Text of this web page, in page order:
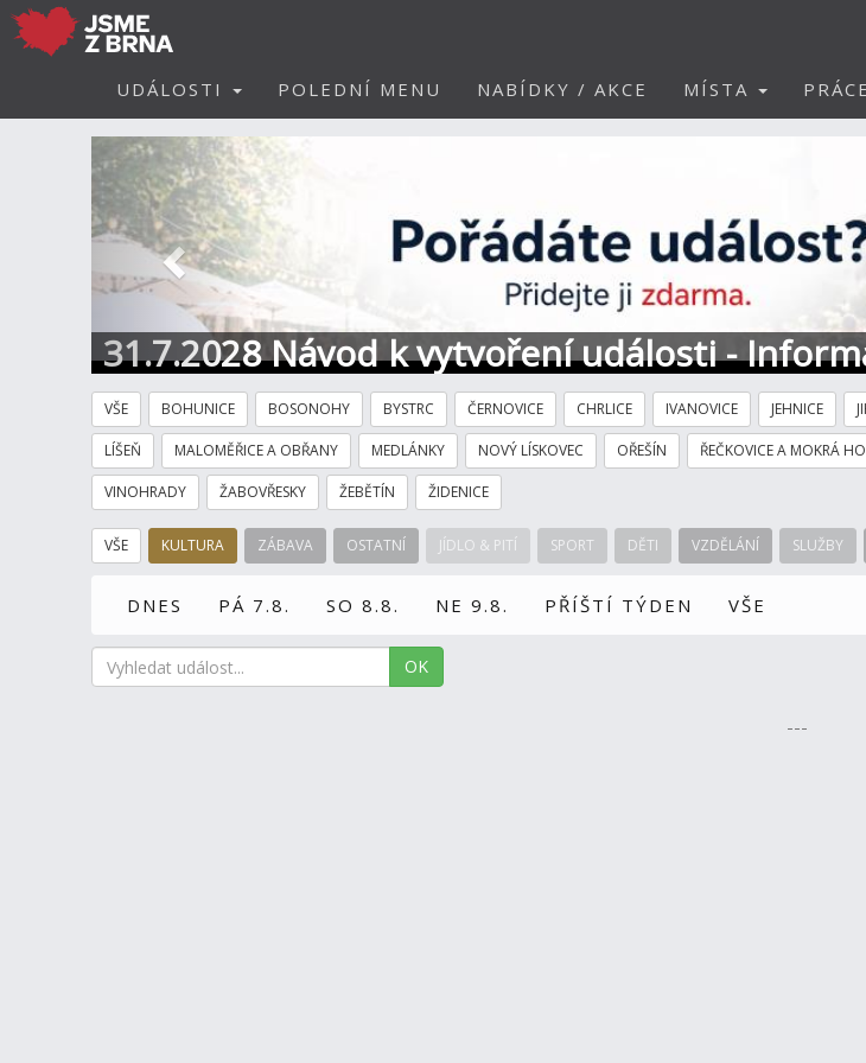
UDÁLOSTI POLEDNÍ MENU NABÍDKY / AKCE MÍSTA PRÁCE
31.7.2028 Návod k vytvoření události -
Předchozí
VŠE BOHUNICE BOSONOHY BYSTRC ČERNOVICE CHRLICE IVANOVICE JEHNICE
LÍŠEŇ MALOMĚŘICE A OBŘANY MEDLÁNKY NOVÝ LÍSKOVEC OŘEŠÍN ŘEČKOVICE A MOKRÁ
VINOHRADY ŽABOVŘESKY ŽEBĚTÍN ŽIDENICE
VŠE KULTURA ZÁBAVA OSTATNÍ JÍDLO & PITÍ SPORT DĚTI VZDĚLÁNÍ SLUŽBY
DNES PÁ 7.8. SO 8.8. NE 9.8. PŘÍŠTÍ TÝDEN VŠE
OK
---